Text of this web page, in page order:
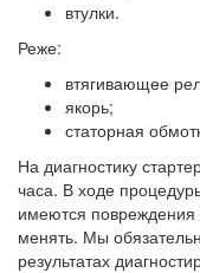
втулки.
Реже:
втягивающее
якорь;
статорная
На диагностику
часа. В ходе
имеются повреждения
менять. Мы
результатах